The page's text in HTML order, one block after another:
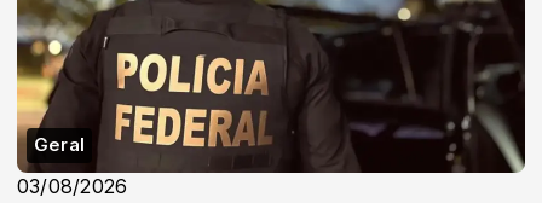
Geral
03/08/2026